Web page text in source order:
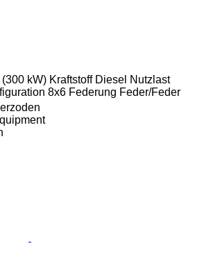
kW) Kraftstoff Diesel Nutzlast
8x6 Federung Feder/Feder